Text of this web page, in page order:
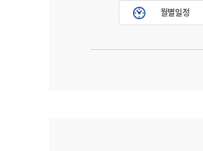
월별일정